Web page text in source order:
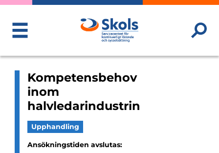
ToggleMenu
Kompetensbehov
inom
halvledarindustrin
Upphandling
Ansökningstiden avslutas: